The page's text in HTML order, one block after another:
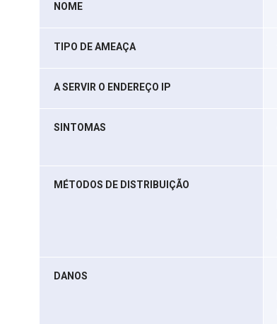
NOME
TIPO DE AMEAÇA
A SERVIR O ENDEREÇO IP
SINTOMAS
MÉTODOS DE DISTRIBUIÇÃO
DANOS